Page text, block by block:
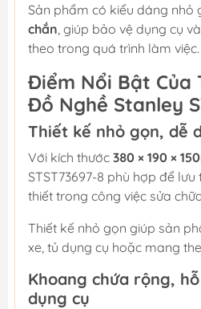
Sản phẩm có kiểu dáng nhỏ
chắn , giúp bảo vệ dụng cụ
theo trong quá trình làm việc.
Điểm Nổi Bật Của
Đồ Nghề Stanley
Thiết kế nhỏ gọn, dễ
Với kích thước 380 × 190 ×
STST73697-8 phù hợp để
thiết trong công việc sửa
Thiết kế nhỏ gọn giúp sản
xe, tủ dụng cụ hoặc mang
Khoang chứa rộng,
dụng cụ